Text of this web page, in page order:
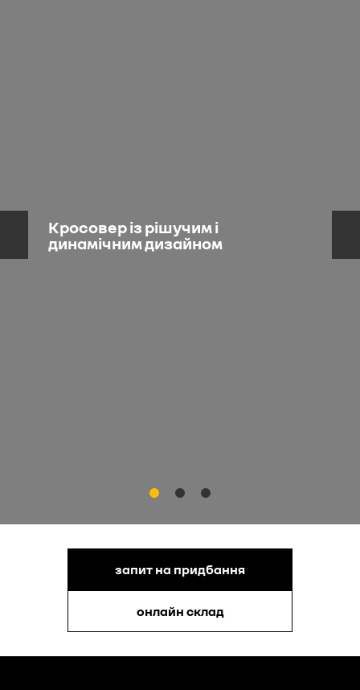
Кросовер із рішучим і
динамічним дизайном
запит на придбання
онлайн склад